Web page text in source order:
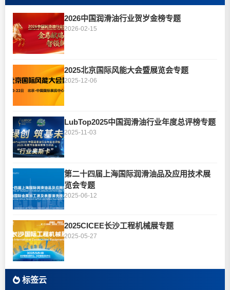
2026中国润滑油行业贺岁金榜专题
2026-02-15
2025北京国际风能大会暨展览会专题
2025-12-06
LubTop2025中国润滑油行业年度总评榜专题
2025-11-03
第二十四届上海国际润滑油品及应用技术展
览会专题
2025-06-12
2025CICEE长沙工程机械展专题
2025-05-27
标签云